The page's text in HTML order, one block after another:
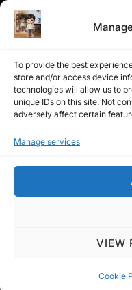
To provide the best
store and/or access device
technologies will allow us to
unique IDs on this site. Not
adversely affect certain
Manage services
VIEW
Cookie
Copyright